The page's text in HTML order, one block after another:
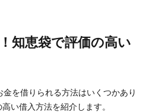
知恵袋で評価の高い
を借りられる方法はいくつかあり
い借入方法を紹介します。